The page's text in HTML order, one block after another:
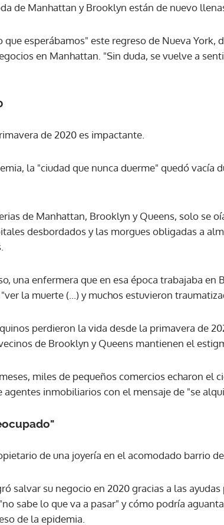
de Manhattan y Brooklyn están de nuevo
que esperábamos" este regreso de Nueva
en Manhattan. "Sin duda, se vuelve a
de 2020 es impactante.
la "ciudad que nunca duerme" quedó vacía
de Manhattan, Brooklyn y Queens, solo se
desbordados y las morgues obligadas a
una enfermera que en esa época trabajaba en
la muerte (...) y muchos estuvieron
perdieron la vida desde la primavera de
de Brooklyn y Queens mantienen el
miles de pequeños comercios echaron el
agentes inmobiliarios con el mensaje de "se
de una joyería en el acomodado barrio
salvar su negocio en 2020 gracias a las
sabe lo que va a pasar" y cómo podría
de la epidemia.